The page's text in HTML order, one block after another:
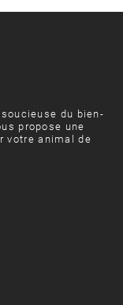
du bien-
propose une
votre animal de